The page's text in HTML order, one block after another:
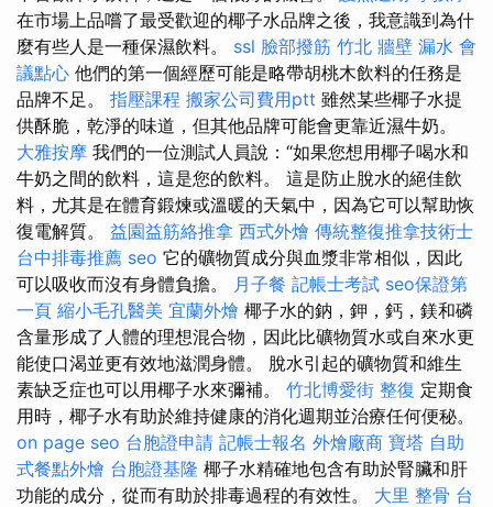
在市場上品嚐了最受歡迎的椰子水品牌之後，我意識到為什
麼有些人是一種保濕飲料。 ssl 臉部撥筋 竹北 牆壁 漏水 會
議點心 他們的第一個經歷可能是略帶胡桃木飲料的任務是
品牌不足。 指壓課程 搬家公司費用ptt 雖然某些椰子水提
供酥脆，乾淨的味道，但其他品牌可能會更靠近濕牛奶。
大雅按摩 我們的一位測試人員說：“如果您想用椰子喝水和
牛奶之間的飲料，這是您的飲料。 這是防止脫水的絕佳飲
料，尤其是在體育鍛煉或溫暖的天氣中，因為它可以幫助恢
復電解質。 益園益筋絡推拿 西式外燴 傳統整復推拿技術士
台中排毒推薦 seo 它的礦物質成分與血漿非常相似，因此
可以吸收而沒有身體負擔。 月子餐 記帳士考試 seo保證第
一頁 縮小毛孔醫美 宜蘭外燴 椰子水的鈉，鉀，鈣，鎂和磷
含量形成了人體的理想混合物，因此比礦物質水或自來水更
能使口渴並更有效地滋潤身體。 脫水引起的礦物質和維生
素缺乏症也可以用椰子水來彌補。 竹北博愛街 整復 定期食
用時，椰子水有助於維持健康的消化週期並治療任何便秘。
on page seo 台胞證申請 記帳士報名 外燴廠商 寶塔 自助
式餐點外燴 台胞證基隆 椰子水精確地包含有助於腎臟和肝
功能的成分，從而有助於排毒過程的有效性。 大里 整骨 台